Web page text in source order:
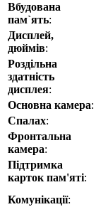
Вбудована
пам`ять:
Дисплей,
дюймів:
Роздільна
здатність
дисплея:
Основна камера:
Спалах:
Фронтальна
камера:
Підтримка
карток пам'яті:
Комунікації: